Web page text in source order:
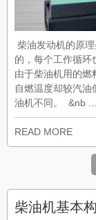
柴油发动机的原
的，每个工作循环
由于柴油机用的燃
自燃温度却较汽
油机不同。 &nb ...
READ MORE
柴油机基本